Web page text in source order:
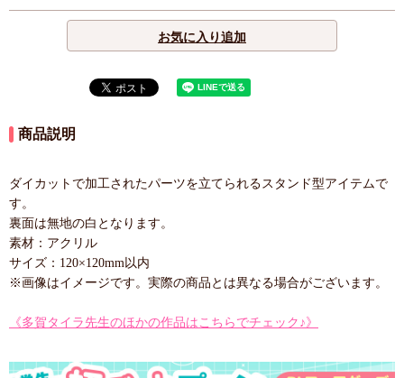
お気に入り追加
商品説明
ダイカットで加工されたパーツを立てられるスタンド型アイテムで
す。
裏面は無地の白となります。
素材：アクリル
サイズ：120×120mm以内
※画像はイメージです。実際の商品とは異なる場合がございます。
《多賀タイラ先生のほかの作品はこちらでチェック♪》